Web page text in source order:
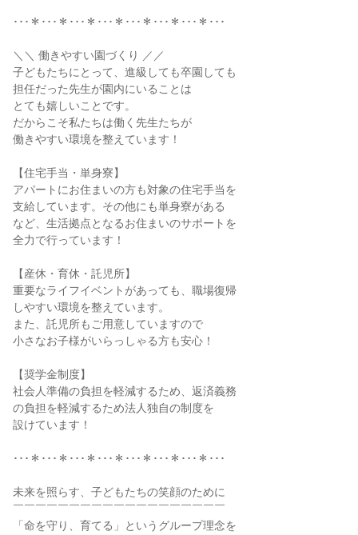
･･･＊･･･＊･･･＊･･･＊･･･＊･･･＊･･･＊･･･
＼＼ 働きやすい園づくり ／／
子どもたちにとって、進級しても卒園しても
担任だった先生が園内にいることは
とても嬉しいことです。
だからこそ私たちは働く先生たちが
働きやすい環境を整えています！
【住宅手当・単身寮】
アパートにお住まいの方も対象の住宅手当を
支給しています。その他にも単身寮がある
など、生活拠点となるお住まいのサポートを
全力で行っています！
【産休・育休・託児所】
重要なライフイベントがあっても、職場復帰
しやすい環境を整えています。
また、託児所もご用意していますので
小さなお子様がいらっしゃる方も安心！
【奨学金制度】
社会人準備の負担を軽減するため、返済義務
の負担を軽減するため法人独自の制度を
設けています！
･･･＊･･･＊･･･＊･･･＊･･･＊･･･＊･･･＊･･･
未来を照らす、子どもたちの笑顔のために
￣￣￣￣￣￣￣￣￣￣￣￣￣￣￣￣￣￣￣
「命を守り、育てる」というグループ理念を